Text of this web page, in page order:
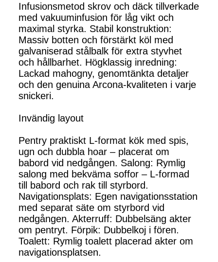
Infusionsmetod skrov och däck tillverkade
med vakuuminfusion för låg vikt och
maximal styrka. Stabil konstruktion:
Massiv botten och förstärkt köl med
galvaniserad stålbalk för extra styvhet
och hållbarhet. Högklassig inredning:
Lackad mahogny, genomtänkta detaljer
och den genuina Arcona-kvaliteten i varje
snickeri.
Invändig layout
Pentry praktiskt L-format kök med spis,
ugn och dubbla hoar – placerat om
babord vid nedgången. Salong: Rymlig
salong med bekväma soffor – L-formad
till babord och rak till styrbord.
Navigationsplats: Egen navigationsstation
med separat säte om styrbord vid
nedgången. Akterruff: Dubbelsäng akter
om pentryt. Förpik: Dubbelkoj i fören.
Toalett: Rymlig toalett placerad akter om
navigationsplatsen.